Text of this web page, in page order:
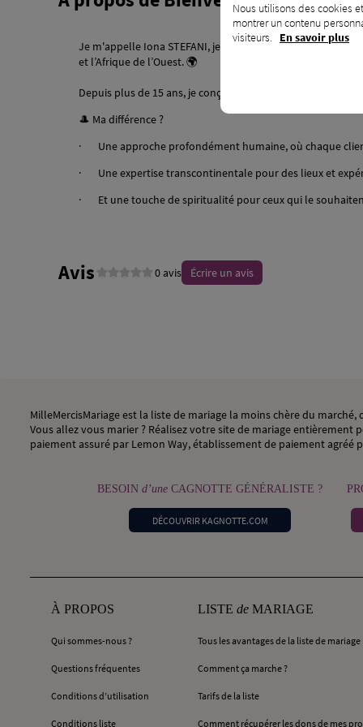
Je m'appelle Iona STEFANI, je suis passionnée par l’art
et l’Afrique de l’Ouest. 🌍
Depuis plus de 15 ans, je conçois des mariages, soirées
🎩 Ma différence ?
· Une approche profondément humaine, où chaque
· Une expertise transcontinentale pour des lieux et
· Et une touche de spiritualité pour ceux qui le
Avis 0 avis Écrire un avis
MilleMercisMariage est la liste de mariage la moins chère du
Vous allez vous marier ? Réalisez votre site de mariage entièrement
paiement assuré par Lemon Way, établissement de paiement agréé
BESOIN d’une CAGNOTTE GÉNÉRALISTE ?
DÉCOUVRIR KAGNOTTE.COM
À PROPOS
Qui sommes-nous ?
Questions fréquentes
Conditions d’utilisation
Conditions liste
LISTE de MARIAGE
Tous les avantages de la liste de mariage
Comment ça marche ?
Tarifs de la liste
Comment récupérer les dons de mes
Nous utilisons des cookies
montrer un contenu
visiteurs. En savoir plus